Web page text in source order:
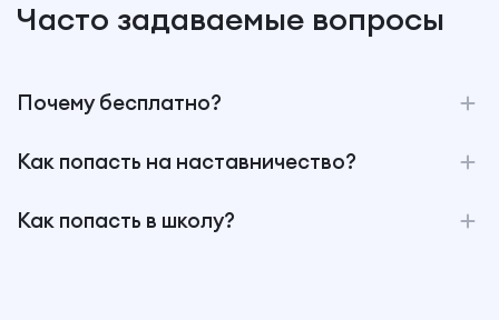
Часто задаваемые вопросы
Почему бесплатно?
Как попасть на наставничество?
Как попасть в школу?